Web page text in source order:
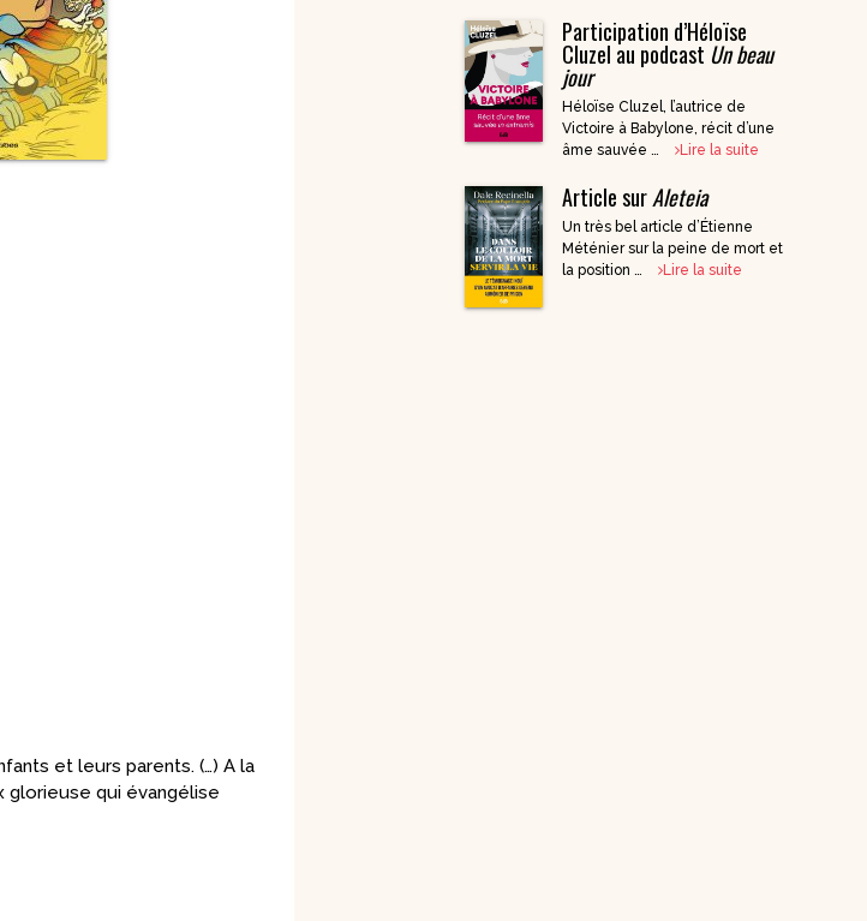
– Bonheur
– Série III
Vents
DVD Documentaires
/ Enseignements
et leurs parents. (…) A la
glorieuse qui évangélise
Participation d’Héloïse
Cluzel au podcast Un beau
jour
Héloïse Cluzel, l’autrice de
Victoire à Babylone, récit d’une
âme sauvée …
Lire la suite
Article surAleteia
Un très bel article d’Étienne
Méténier sur la peine de mort et
la position …
Lire la suite